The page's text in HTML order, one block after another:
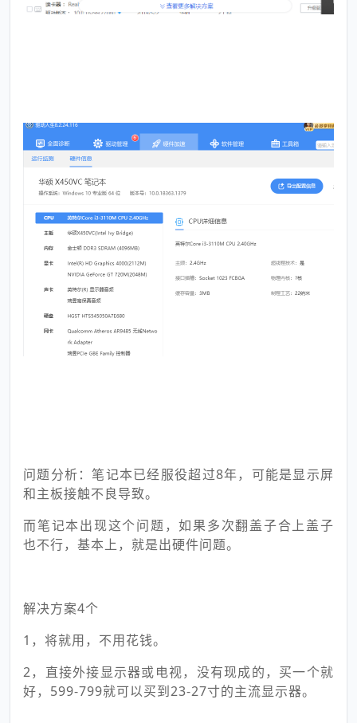
问题分析：笔记本已经服役超过8年，可能是显示屏
和主板接触不良导致。
而笔记本出现这个问题，如果多次翻盖子合上盖子
也不行，基本上，就是出硬件问题。
解决方案4个
1，将就用，不用花钱。
2，直接外接显示器或电视，没有现成的，买一个就
好，599-799就可以买到23-27寸的主流显示器。